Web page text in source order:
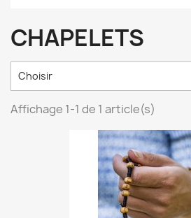
CHAPELETS
Choisir
Affichage 1-1 de 1 article(s)